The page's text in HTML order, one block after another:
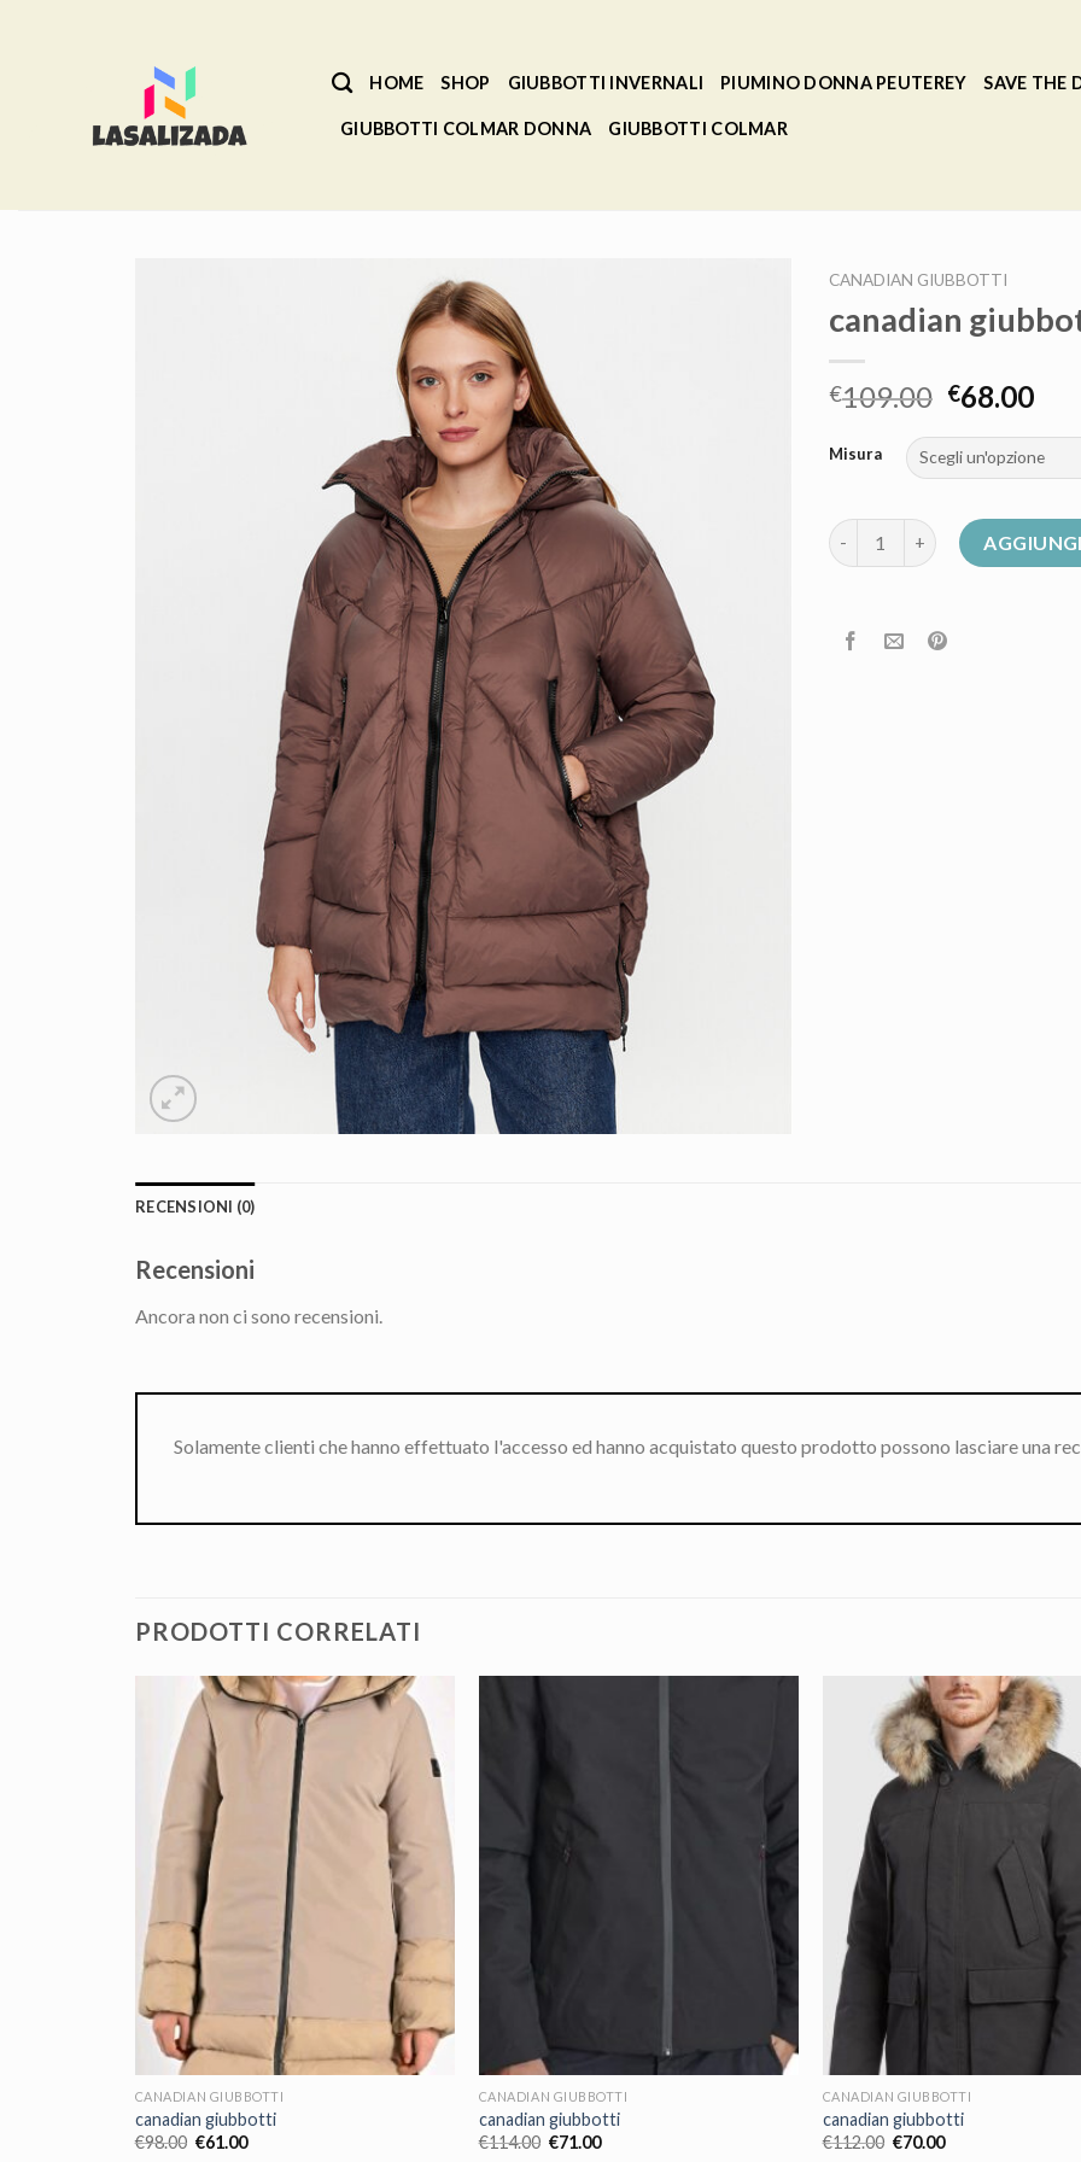
HOME SHOP GIUBBOTTI INVERNALI PIUMINO DONNA PEUTEREY SAVE THE
GIUBBOTTI COLMAR DONNA GIUBBOTTI COLMAR
CANADIAN GIUBBOTTI
canadian
€109.00 €68.00
Misura
canadian giubbotti quantità
RECENSIONI (0)
Recensioni
Ancora non ci sono recensioni.
Solamente clienti che hanno effettuato l'accesso ed hanno acquistato questo prodotto possono lasciare una
PRODOTTI CORRELATI
CANADIAN GIUBBOTTI
canadian giubbotti
€98.00 €61.00
CANADIAN GIUBBOTTI
canadian giubbotti
€114.00 €71.00
CANADIAN GIUBBOTTI
canadian giubbotti
€112.00 €70.00